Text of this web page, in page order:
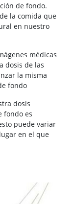
de fondo.
la comida que
en nuestro
médicas
dosis de las
la misma
fondo
dosis
fondo es
puede variar
en el que